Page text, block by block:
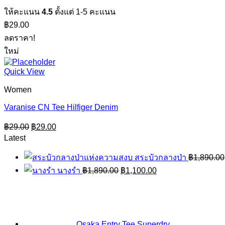
ให้คะแนน 4.5 ตั้งแต่ 1-5 คะแนน
฿29.00
ลดราคา!
ใหม่
Quick View
Women
Varanise CN Tee Hilfiger Denim
฿29.00 Original
price
฿29.00.
฿29.00Current
price
฿29.00.
Latest
สระบัวกลางป่า ฿1,890.00
นางรำ ฿1,890.00 Original
price
฿1,100.00Current
price